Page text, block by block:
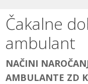
Čakalne
ambulant
NAČINI
AMBULANTE ZD